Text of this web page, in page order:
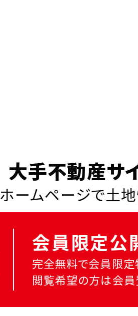
大手不動産サ
ホームページで土
会員限定公
完全無料で会員限定
閲覧希望の方は会